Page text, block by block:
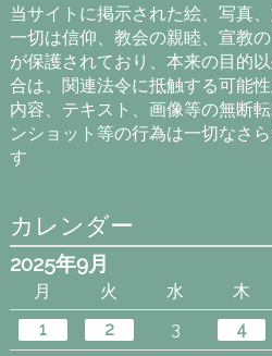
ブ
当サイトに掲示された絵、写真
一切は信仰、教会の親睦、宣教
が保護されており、本来の目的
合は、関連法令に抵触する可能
内容、テキスト、画像等の無断
ンショット等の行為は一切なさ
す
カレンダー
2025年9月
月 火 水 木
1
2 3 4